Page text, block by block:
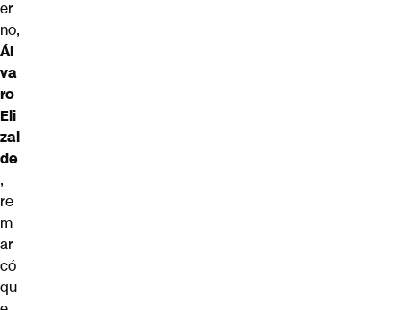
er
no,
Ál
va
ro
Eli
zal
de
,
re
m
ar
có
qu